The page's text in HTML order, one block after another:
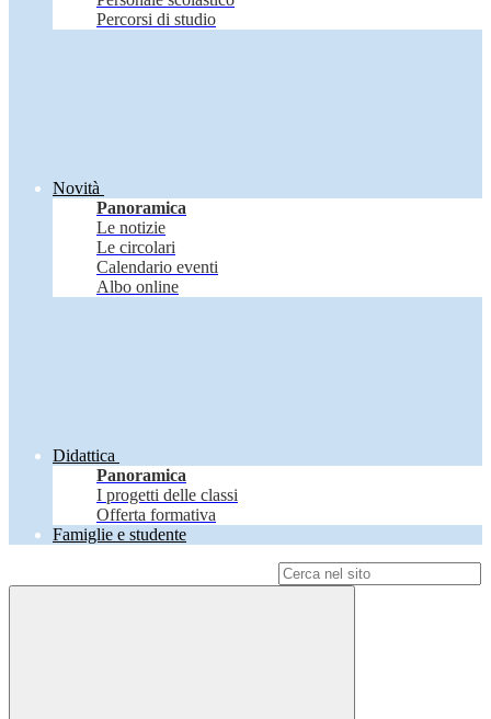
Percorsi di studio
Novità
Panoramica
Le notizie
Le circolari
Calendario eventi
Albo online
Didattica
Panoramica
I progetti delle classi
Offerta formativa
Famiglie e studente